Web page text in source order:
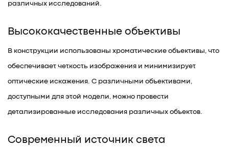
различных исследований.
Высококачественные объективы
В конструкции использованы хроматические объективы, что
обеспечивает четкость изображения и минимизирует
оптические искажения. С различными объективами,
доступными для этой модели, можно провести
детализированные исследования различных объектов.
Современный источник света